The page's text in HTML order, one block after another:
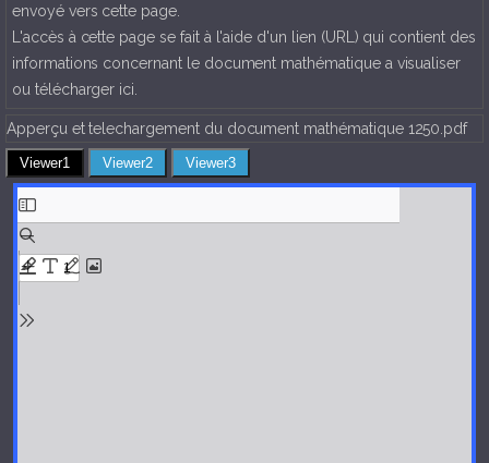
envoyé vers cette page.
L'accès à cette page se fait à l'aide d'un lien (URL) qui contient des
informations concernant le document mathématique a visualiser
ou télécharger ici.
Apperçu et telechargement du document mathématique 1250.pdf